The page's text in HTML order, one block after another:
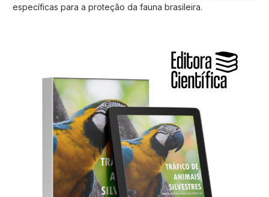
específicas para a proteção da fauna brasileira.